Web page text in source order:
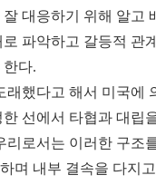
대응하기 위해 알고
파악하고 갈등적 관
다.
래했다고 해서 미국에
선에서 타협과 대립
리로서는 이러한 구조
며 내부 결속을 다지